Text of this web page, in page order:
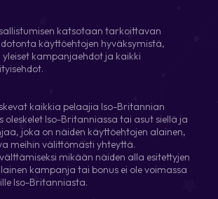
katsotaan tarkoittavan
käyttöehtojen hyväksymistä,
kampanjaehdot ja kaikki
kaikkia pelaajia Iso-Britannian
oleskelet Iso-Britanniassa tai asut siellä ja
joka on näiden käyttöehtojen alainen,
meihin välittömästi yhteyttä.
mikään näiden alla esitettyjen
kampanja tai bonus ei ole voimassa
Iso-Britanniasta.